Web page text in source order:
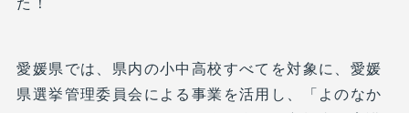
愛媛県では、県内の小中高校すべてを対象に、愛媛
県選挙管理委員会による事業を活用し、「よのなか